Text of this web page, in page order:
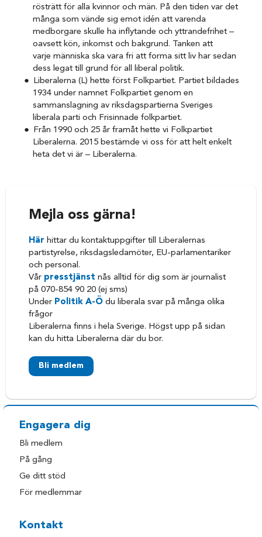
rösträtt för alla kvinnor och män. På den tiden var det
många som vände sig emot idén att varenda
medborgare skulle ha inflytande och yttrandefrihet –
oavsett kön, inkomst och bakgrund. Tanken att
varje människa ska vara fri att forma sitt liv har sedan
dess legat till grund för all liberal politik.
Liberalerna (L) hette först Folkpartiet. Partiet bildades
1934 under namnet Folkpartiet genom en
sammanslagning av riksdagspartierna Sveriges
liberala parti och Frisinnade folkpartiet.
Från 1990 och 25 år framåt hette vi Folkpartiet
Liberalerna. 2015 bestämde vi oss för att helt enkelt
heta det vi är – Liberalerna.
Mejla oss gärna!
Här hittar du kontaktuppgifter till Liberalernas
partistyrelse, riksdagsledamöter, EU-parlamentariker
och personal.
Vår presstjänst nås alltid för dig som är journalist
på 070-854 90 20 (ej sms)
Under Politik A-Ödu liberala svar på många olika
frågor
Liberalerna finns i hela Sverige. Högst upp på sidan
kan du hitta Liberalerna där du bor.
Bli medlem
Engagera dig
Bli medlem
På gång
Ge ditt stöd
För medlemmar
Kontakt